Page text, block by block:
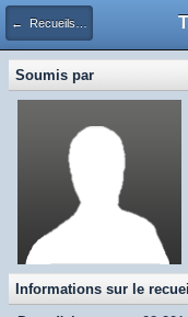
← Recueils des TLPsiens
Soumis par
Informations sur le recueil